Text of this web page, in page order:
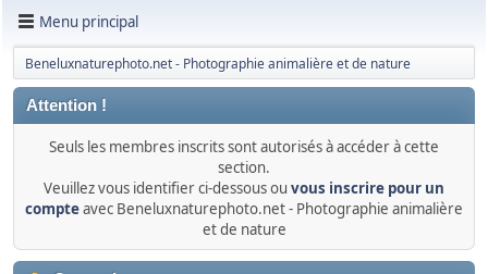
Menu principal
Beneluxnaturephoto.net - Photographie animalière et de nature
Attention !
Seuls les membres inscrits sont autorisés à accéder à cette
section.
Veuillez vous identifier ci-dessous ou vous inscrire pour un
compteavec Beneluxnaturephoto.net - Photographie animalière
et de nature